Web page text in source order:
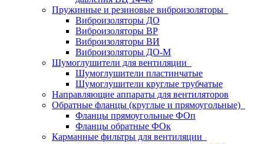
Пружинные и резиновые виброизоляторы
Виброизоляторы ДО
Виброизоляторы ВР
Виброизоляторы ВИ
Виброизоляторы ДО-М
Шумоглушители для вентиляции
Шумоглушители пластинчатые
Шумоглушители круглые трубчатые
Направляющие аппараты для вентиляторов
Обратные фланцы (круглые и прямоугольные)
Фланцы прямоугольные ФОп
Фланцы обратные ФОк
Карманные фильтры для вентиляции